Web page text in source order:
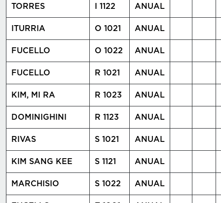
TORRES I 1122 ANUAL
ITURRIA O 1021 ANUAL
FUCELLO O 1022 ANUAL
FUCELLO R 1021 ANUAL
KIM, MI RA R 1023 ANUAL
DOMINIGHINI R 1123 ANUAL
RIVAS S 1021 ANUAL
KIM SANG KEE S 1121 ANUAL
MARCHISIO S 1022 ANUAL